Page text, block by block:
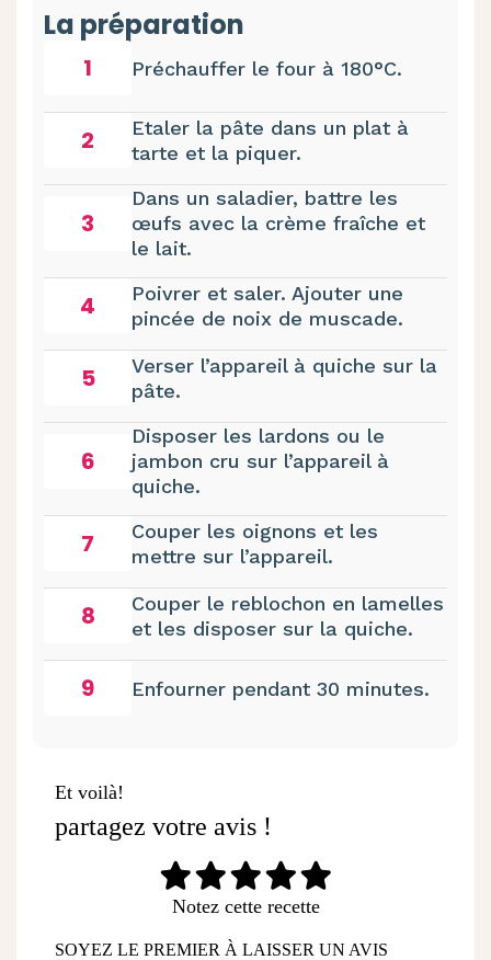
La préparation
1 Préchauffer le four à 180°C.
2
Etaler la pâte dans un plat à
tarte et la piquer.
3
Dans un saladier, battre les
œufs avec la crème fraîche et
le lait.
4
Poivrer et saler. Ajouter une
pincée de noix de muscade.
5
Verser l’appareil à quiche sur la
pâte.
6
Disposer les lardons ou le
jambon cru sur l’appareil à
quiche.
7
Couper les oignons et les
mettre sur l’appareil.
8
Couper le reblochon en lamelles
et les disposer sur la quiche.
9 Enfourner pendant 30 minutes.
Et voilà!
partagez votre avis !
Notez cette recette
SOYEZ LE PREMIER À LAISSER UN AVIS